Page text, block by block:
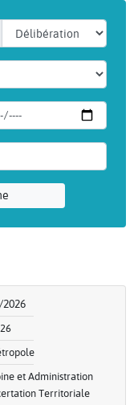
et Administration
Territoriale